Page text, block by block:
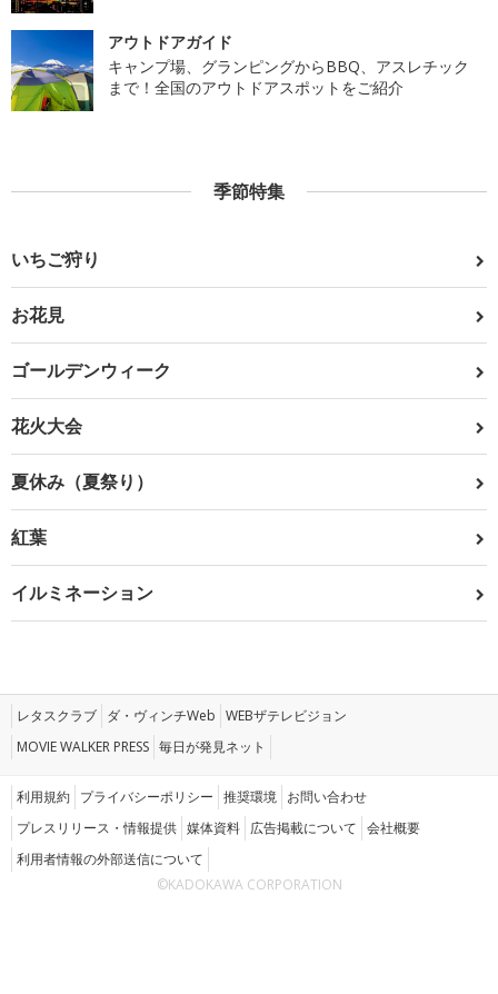
アウトドアガイド
キャンプ場、グランピングからBBQ、アスレチック
まで！全国のアウトドアスポットをご紹介
季節特集
いちご狩り
お花見
ゴールデンウィーク
花火大会
夏休み（夏祭り）
紅葉
イルミネーション
レタスクラブ ダ・ヴィンチWeb WEBザテレビジョン
MOVIE WALKER PRESS 毎日が発見ネット
利用規約 プライバシーポリシー 推奨環境 お問い合わせ
プレスリリース・情報提供 媒体資料 広告掲載について 会社概要
利用者情報の外部送信について
©KADOKAWA CORPORATION